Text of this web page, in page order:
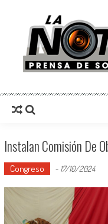
La Nota Prensa
Instalan Comisión De
Congreso - 17/10/2024